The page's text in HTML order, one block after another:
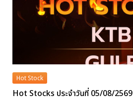
Hot Stock
Hot Stocks ประจำวันที่ 05/08/2569